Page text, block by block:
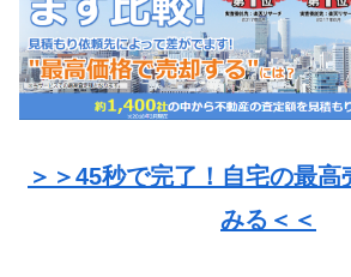
＞＞45秒で完了！自宅の最
みる＜＜